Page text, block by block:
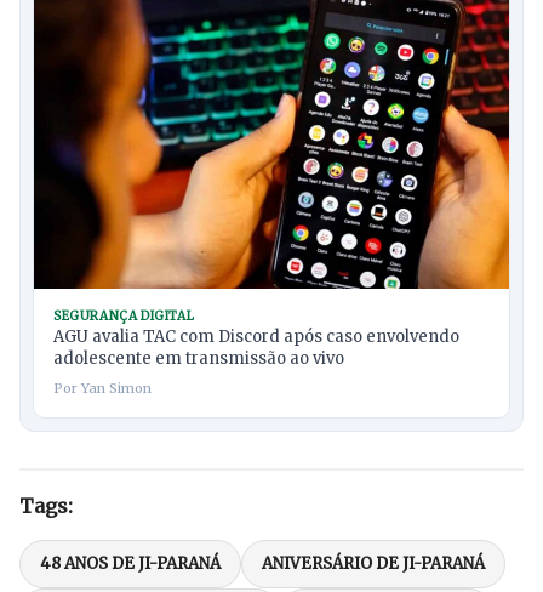
SEGURANÇA DIGITAL
AGU avalia TAC com Discord após caso envolvendo
adolescente em transmissão ao vivo
Por Yan Simon
Tags:
48 ANOS DE JI-PARANÁ ANIVERSÁRIO DE JI-PARANÁ